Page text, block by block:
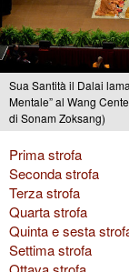
Sua Santità il Dalai
Mentale” al Wang
di Sonam Zoksang)
Prima strofa
Seconda strofa
Terza strofa
Quarta strofa
Quinta e sesta
Settima strofa